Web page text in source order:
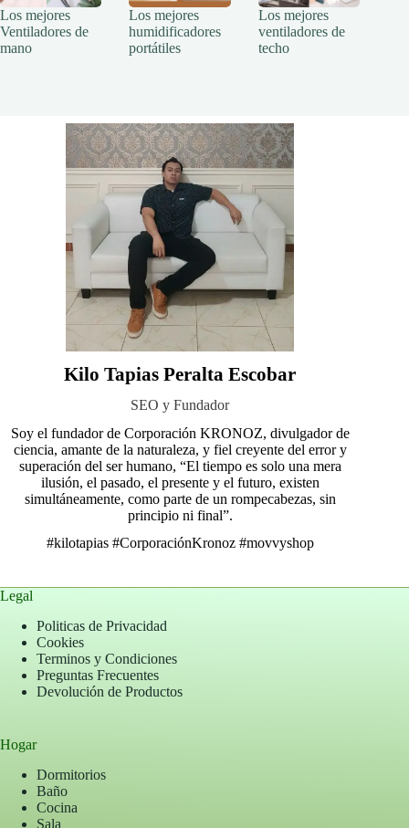
Los mejores
Ventiladores de
mano
Los mejores
humidificadores
portátiles
Los mejores
ventiladores de
techo
Kilo Tapias Peralta Escobar
SEO y Fundador
Soy el fundador de Corporación KRONOZ, divulgador de
ciencia, amante de la naturaleza, y fiel creyente del error y
superación del ser humano, “El tiempo es solo una mera
ilusión, el pasado, el presente y el futuro, existen
simultáneamente, como parte de un rompecabezas, sin
principio ni final”.
#kilotapias #CorporaciónKronoz #movvyshop
Legal
Politicas de Privacidad
Cookies
Terminos y Condiciones
Preguntas Frecuentes
Devolución de Productos
Hogar
Dormitorios
Baño
Cocina
Sala